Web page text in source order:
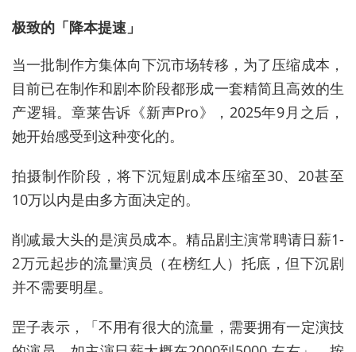
极致的「降本提速」
当一批制作方集体向下沉市场转移，为了压缩成本，
目前已在制作和剧本阶段都形成一套精简且高效的生
产逻辑。章莱告诉《新声Pro》，2025年9月之后，
她开始感受到这种变化的。
拍摄制作阶段，将下沉短剧成本压缩至30、20甚至
10万以内是由多方面决定的。
削减最大头的是演员成本。精品剧主演常聘请日薪1-
2万元起步的流量演员（在榜红人）托底，但下沉剧
并不需要明星。
罡子表示，「不用有很大的流量，需要拥有一定演技